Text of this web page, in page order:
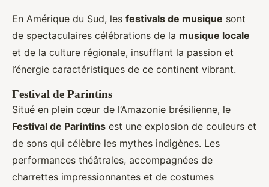
En Amérique du Sud, les festivals de musique sont
de spectaculaires célébrations de la musique locale
et de la culture régionale, insufflant la passion et
l’énergie caractéristiques de ce continent vibrant.
Festival de Parintins
Situé en plein cœur de l’Amazonie brésilienne, le
Festival de Parintins est une explosion de couleurs et
de sons qui célèbre les mythes indigènes. Les
performances théâtrales, accompagnées de
charrettes impressionnantes et de costumes